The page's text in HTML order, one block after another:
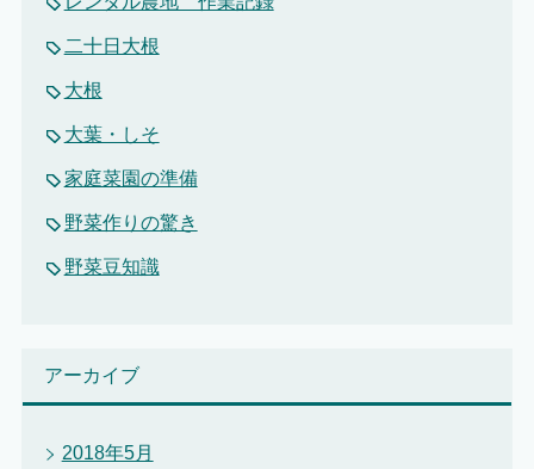
二十日大根
大根
大葉・しそ
家庭菜園の準備
野菜作りの驚き
野菜豆知識
アーカイブ
2018年5月